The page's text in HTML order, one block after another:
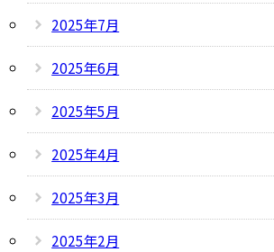
2025年7月
2025年6月
2025年5月
2025年4月
2025年3月
2025年2月